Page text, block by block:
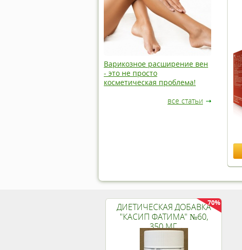
Варикозное расширение вен
- это не просто
косметическая проблема!
все статьи
ДИЕТИЧЕСКАЯ ДОБАВКА
"КАСИП ФАТИМА" №60,
350 МГ.
70%